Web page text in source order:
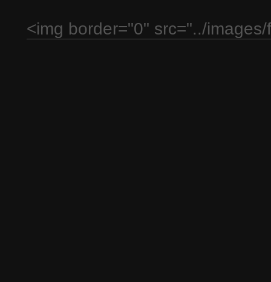
<img border="0" src="../